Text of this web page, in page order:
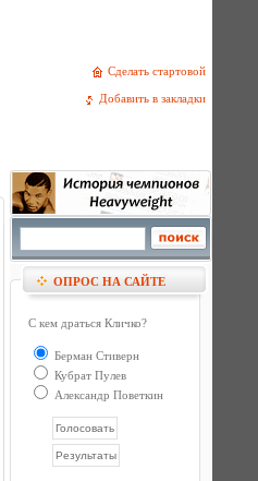
Сделать стартовой
Добавить в закладки
ОПРОС НА САЙТЕ
С кем драться Кличко?
Берман Стиверн
Кубрат Пулев
Александр Поветкин